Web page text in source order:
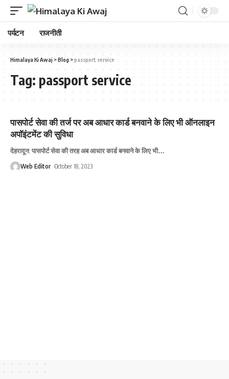
पर्यटन राजनीती
Himalaya Ki Awaj >Blog >passport service
Tag: passport service
पासपोर्ट सेवा की तर्ज पर अब आधार कार्ड बनवाने के लिए भी ऑनलाइन
अपॉइंटमेंट की सुविधा
देहरादून: पासपोर्ट सेवा की तरह अब आधार कार्ड बनवाने के लिए भी…
Web Editor October 18, 2023